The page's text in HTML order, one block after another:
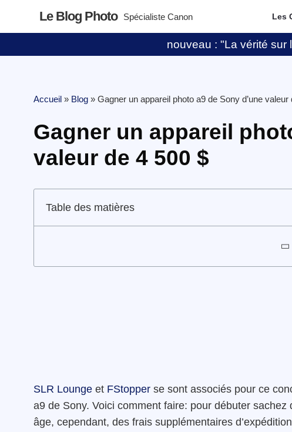
Le Blog Photo Spécialiste Canon Les
nouveau : "La vérité sur
Accueil » Blog » Gagner un appareil photo a9 de Sony d’une valeur
Gagner un appareil
valeur de 4 500 $
Table des matières
SLR Lounge et FStopper se sont associés pour ce
a9 de Sony. Voici comment faire: pour débuter
âge, cependant, des frais supplémentaires